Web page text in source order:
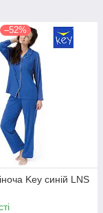
–52%
Key синій LNS